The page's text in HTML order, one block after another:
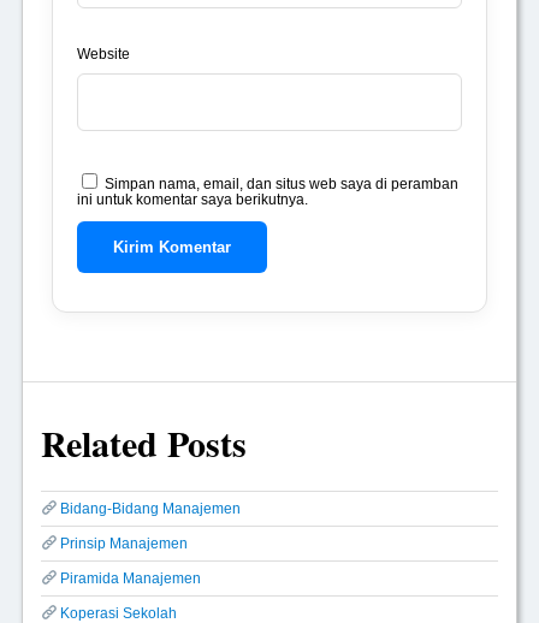
Website
Simpan nama, email, dan situs web saya di peramban
ini untuk komentar saya berikutnya.
Related Posts
Bidang-Bidang Manajemen
Prinsip Manajemen
Piramida Manajemen
Koperasi Sekolah